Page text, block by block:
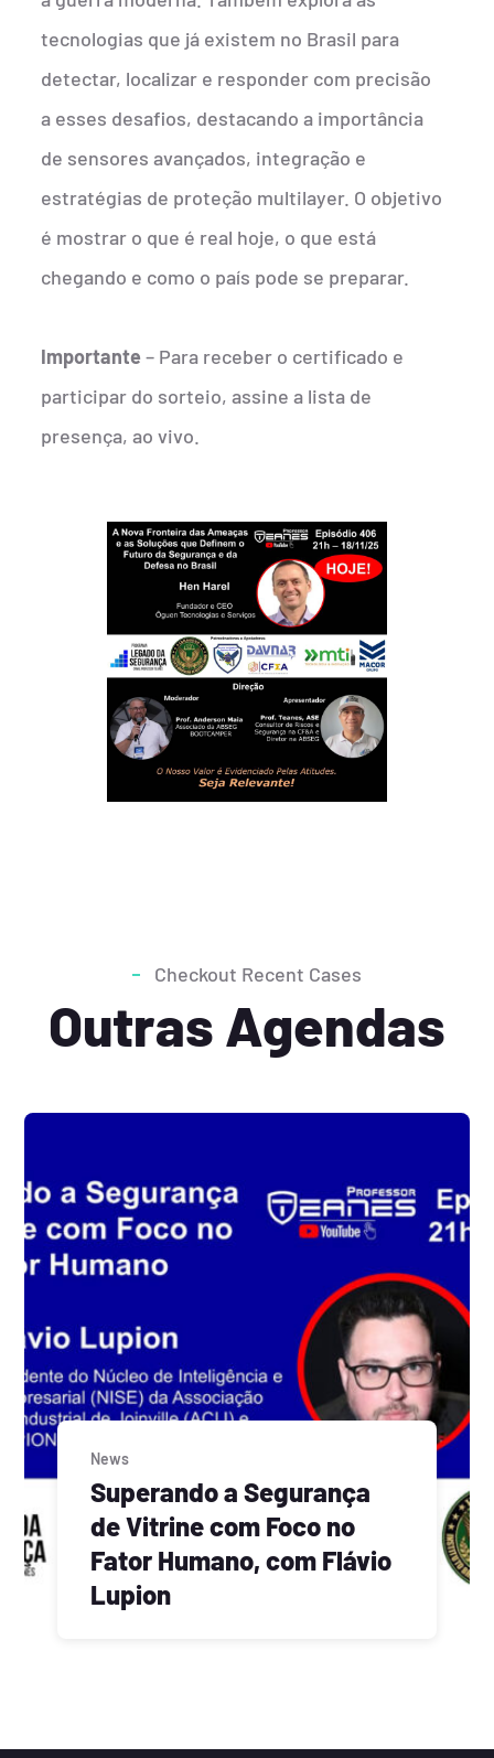
tecnologias que já existem no Brasil para
detectar, localizar e responder com precisão
a esses desafios, destacando a importância
de sensores avançados, integração e
estratégias de proteção multilayer. O objetivo
é mostrar o que é real hoje, o que está
chegando e como o país pode se preparar.
Importante – Para receber o certificado e
participar do sorteio, assine a lista de
presença, ao vivo.
Checkout Recent Cases
Outras Agendas
News
Superando a Segurança
de Vitrine com Foco no
Fator Humano, com Flávio
Lupion